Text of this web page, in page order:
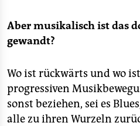
Aber musikalisch ist das
gewandt?
Wo ist rückwärts und wo
progressiven
sonst beziehen, sei es
alle zu ihren Wurzeln